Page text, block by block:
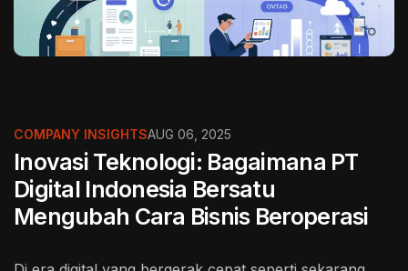
COMPANY INSIGHTSAUG 06, 2025
Inovasi Teknologi: Bagaimana PT
Digital Indonesia Bersatu
Mengubah Cara Bisnis Beroperasi